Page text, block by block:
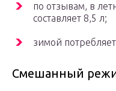
по отзывам, в
составляет 8,5 л;
зимой
Смешанный